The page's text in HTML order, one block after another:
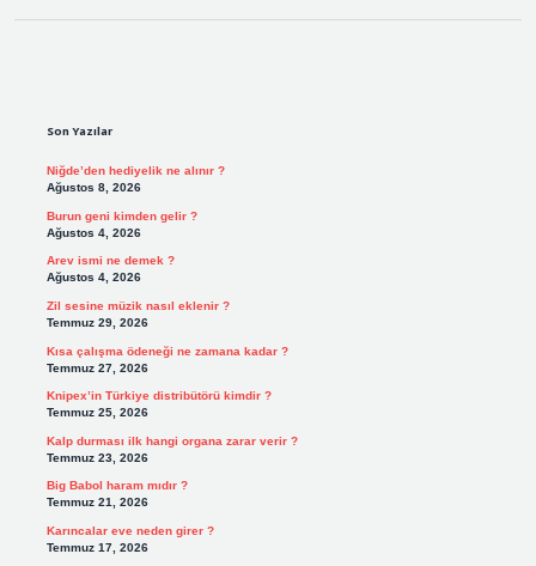
Son Yazılar
Niğde’den hediyelik ne alınır ?
Ağustos 8, 2026
Burun geni kimden gelir ?
Ağustos 4, 2026
Arev ismi ne demek ?
Ağustos 4, 2026
Zil sesine müzik nasıl eklenir ?
Temmuz 29, 2026
Kısa çalışma ödeneği ne zamana kadar ?
Temmuz 27, 2026
Knipex’in Türkiye distribütörü kimdir ?
Temmuz 25, 2026
Kalp durması ilk hangi organa zarar verir ?
Temmuz 23, 2026
Big Babol haram mıdır ?
Temmuz 21, 2026
Karıncalar eve neden girer ?
Temmuz 17, 2026